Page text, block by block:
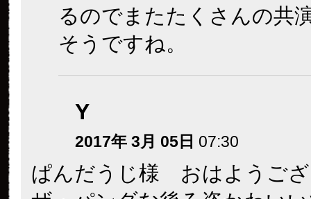
るのでまたたくさんの共
そうですね。
Y
2017年 3月 05日 07:30
ぱんだうじ様 おはようご